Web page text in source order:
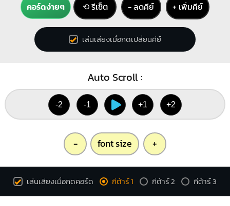
คอร์ดง่ายๆ ⟲ รีเซ็ต − ลดคีย์ + เพิ่มคีย์
เล่นเสียงเมื่อกดเปลี่ยนคีย์
Auto Scroll :
-2 -1 +1 +2
- font size +
เล่นเสียงเมื่อกดคอร์ด กีต้าร์ 1 กีต้าร์ 2 กีต้าร์ 3